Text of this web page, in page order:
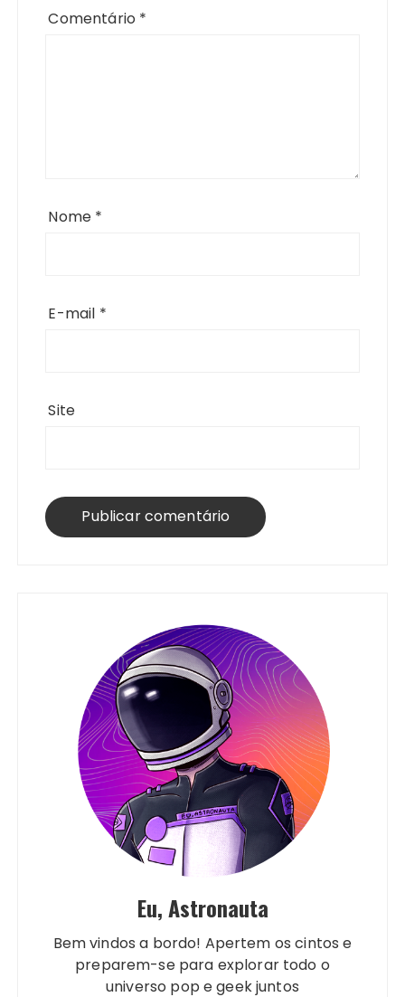
Comentário *
Nome *
E-mail *
Site
Eu, Astronauta
Bem vindos a bordo! Apertem os cintos e
preparem-se para explorar todo o
universo pop e geek juntos